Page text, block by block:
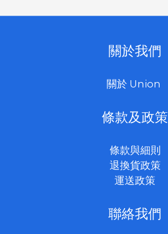
關於我們
關於 Union
條款及政策
條款與細則
退換貨政策
運送政策
聯絡我們